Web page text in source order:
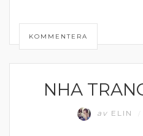
KOMMENTERA
RESORNHA
av ELIN